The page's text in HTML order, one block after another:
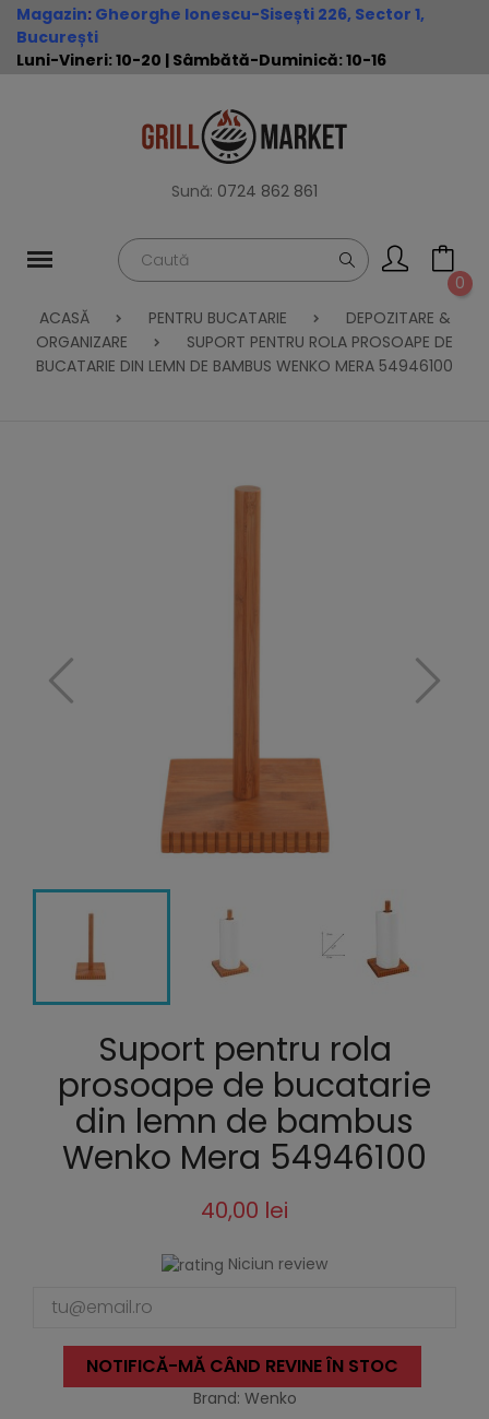
Magazin: Gheorghe Ionescu-Sisești 226, Sector 1,
București
Luni-Vineri: 10-20 | Sâmbătă-Duminică: 10-16
Sună: 0724 862 861
0
ACASĂ
PENTRU BUCATARIE
DEPOZITARE &
ORGANIZARE
SUPORT PENTRU ROLA PROSOAPE DE
BUCATARIE DIN LEMN DE BAMBUS WENKO MERA 54946100
Suport pentru rola
prosoape de bucatarie
din lemn de bambus
Wenko Mera 54946100
40,00 lei
Niciun review
NOTIFICĂ-MĂ CÂND REVINE ÎN STOC
Brand: Wenko